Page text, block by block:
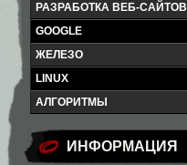
РАЗРАБОТКА ВЕБ-САЙТОВ
GOOGLE
ЖЕЛЕЗО
LINUX
АЛГОРИТМЫ
ИНФОРМАЦИЯ